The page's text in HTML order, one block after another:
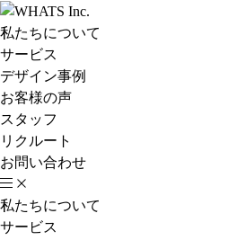
私たちについて
サービス
デザイン事例
お客様の声
スタッフ
リクルート
お問い合わせ
私たちについて
サービス